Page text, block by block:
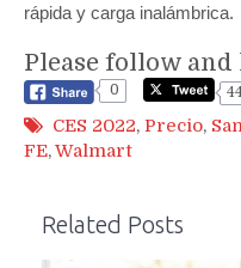
rápida y carga inalámbrica.
Please follow and
0
CES 2022, Precio,
FE,Walmart
Related Posts